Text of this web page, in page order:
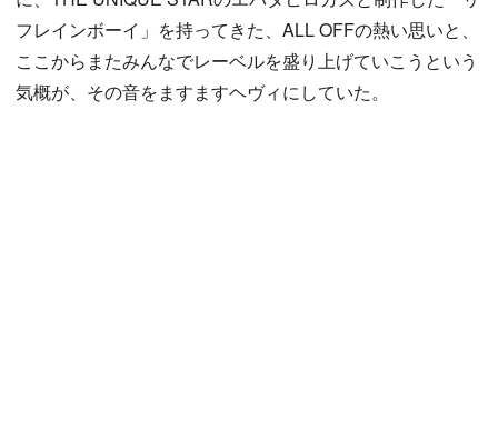
フレインボーイ」を持ってきた、ALL OFFの熱い思いと、
ここからまたみんなでレーベルを盛り上げていこうという
気概が、その音をますますヘヴィにしていた。